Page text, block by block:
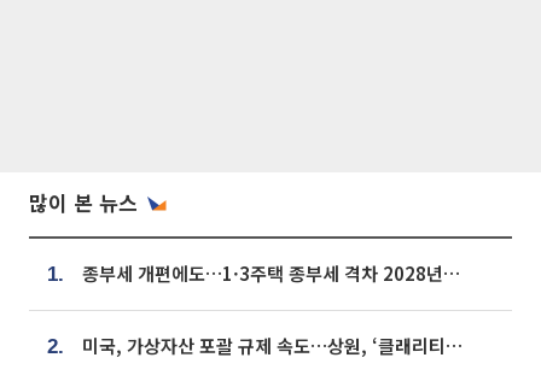
많이 본 뉴스
1. 종부세 개편에도…1·3주택 종부세 격차 2028년부터 확대
2. 미국, 가상자산 포괄 규제 속도…상원, ‘클래리티법’ 9월 절차투표 추진